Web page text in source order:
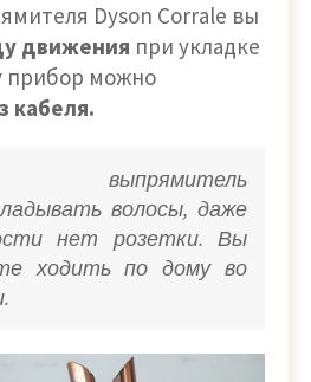
Dyson Corrale вы
движения при укладке
прибор можно
кабеля.
выпрямитель
волосы, даже
нет розетки. Вы
ходить по дому во